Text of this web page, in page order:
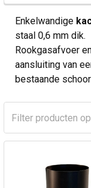
Enkelwandige
staal 0,6 mm dik.
Rookgasafvoer
aansluiting van
bestaande